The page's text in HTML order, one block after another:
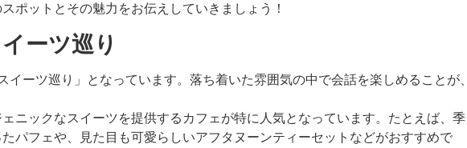
ポットとその魅力をお伝えしていきましょう！
ーツ巡り
イーツ巡り」となっています。落ち着いた雰囲気の中で会話を楽しめることが、
ニックなスイーツを提供するカフェが特に人気となっています。たとえば、季
パフェや、見た目も可愛らしいアフタヌーンティーセットなどがおすすめで